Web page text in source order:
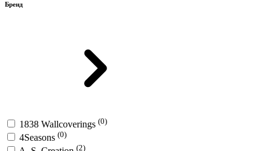
Бренд
1838 Wallcoverings (0)
4Seasons (0)
(2)